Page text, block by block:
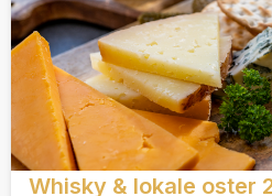
Whisky & lokale oster